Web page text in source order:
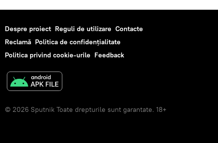
Despre proiect Reguli de utilizare Contacte
Reclamă Politica de confidențialitate
Politica privind cookie-urile Feedback
© 2026 Sputnik Toate drepturile sunt garantate. 18+